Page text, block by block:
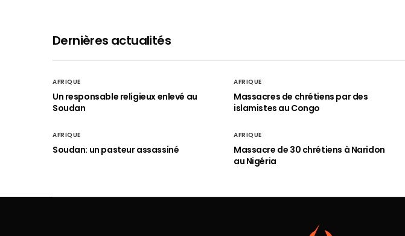
Dernières actualités
AFRIQUE
Un responsable religieux enlevé au
Soudan
AFRIQUE
Massacres de chrétiens par des
islamistes au Congo
AFRIQUE
Soudan: un pasteur assassiné
AFRIQUE
Massacre de 30 chrétiens à Naridon
au Nigéria